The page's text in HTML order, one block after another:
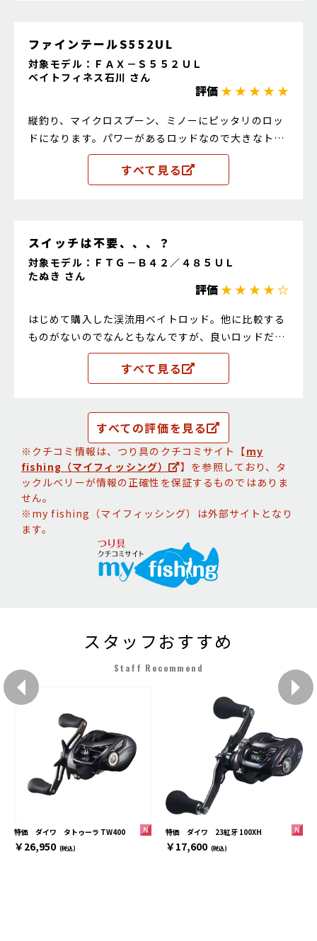
ファインテールS552UL
対象モデル：ＦＡＸ－Ｓ５５２ＵＬ
ベイトフィネス石川 さん
評価★ ★ ★ ★ ★
縦釣り、マイクロスプーン、ミノーにピッタリのロッ
ドになります。パワーがあるロッドなので大きなトラ
ウトが多いエリアにおすすめです。
すべて見る
スイッチは不要、、、？
対象モデル：ＦＴＧ－Ｂ４２／４８５ＵＬ
たぬき さん
評価★ ★ ★ ★ ☆
はじめて購入した渓流用ベイトロッド。他に比較する
ものがないのでなんともなんですが、良いロッドだと
思います。スイッチして使うことはほとんどなく、長
さのスイッチはなくてもいいかな、その分廉価にして
すべて見る
すべての評価を見る
※クチコミ情報は、つり具のクチコミサイト【my
fishing（マイフィッシング）
】を参照しており、タ
ックルベリーが情報の正確性を保証するものではありま
せん。
※my fishing（マイフィッシング）は外部サイトとなり
ます。
スタッフおすすめ
Staff Recommend
特価 ダイワ タトゥーラ TW400
￥26,950 (税込)
特価 ダイワ 23紅牙 100XH
￥17,600 (税込)